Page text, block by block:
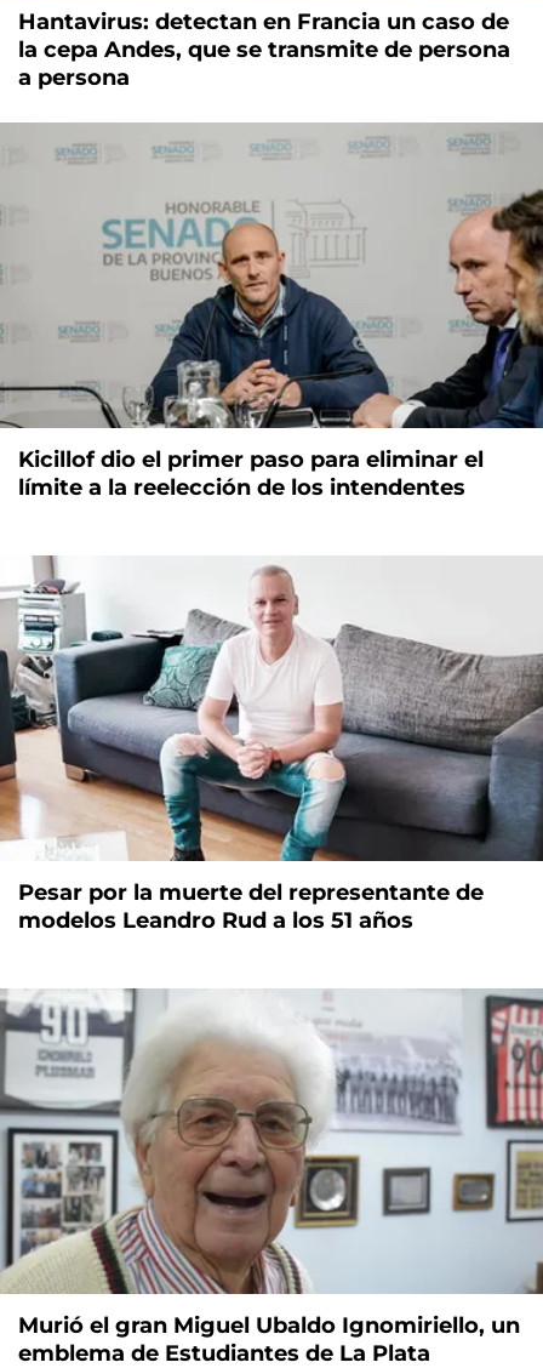
Hantavirus: detectan en Francia un caso de
la cepa Andes, que se transmite de persona
a persona
Kicillof dio el primer paso para eliminar el
límite a la reelección de los intendentes
Pesar por la muerte del representante de
modelos Leandro Rud a los 51 años
Murió el gran Miguel Ubaldo Ignomiriello, un
emblema de Estudiantes de La Plata